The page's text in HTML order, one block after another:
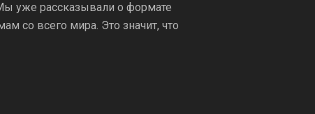
уже рассказывали о формате
со всего мира. Это значит, что